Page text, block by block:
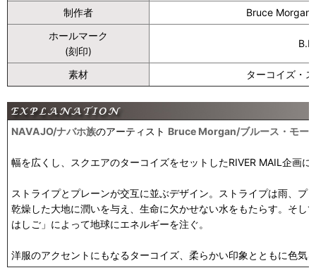
制作者
Bruce
ホールマーク
(刻印)
素材 ターコイズ・
NAVAJO/ナバホ族のアーティスト Bruce Morgan/ブルース・モー
幅を広くし、スクエアのターコイズをセットしたRIVER MAIL企画
ストライプとプレーンが交互に並ぶデザイン。ストライプは雨、プ
乾燥した大地に潤いを与え、生命に欠かせない水をもたらす。そし
はしご」によって地球にエネルギーを注ぐ。
洋服のアクセントにもなるターコイズ、柔らかい印象とともに色気